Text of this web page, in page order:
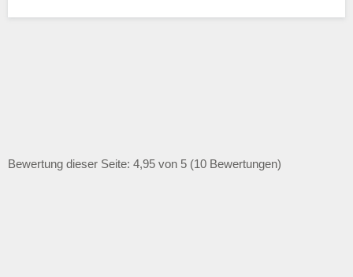
Bewertung dieser Seite: 4,95 von 5 (10 Bewertungen)